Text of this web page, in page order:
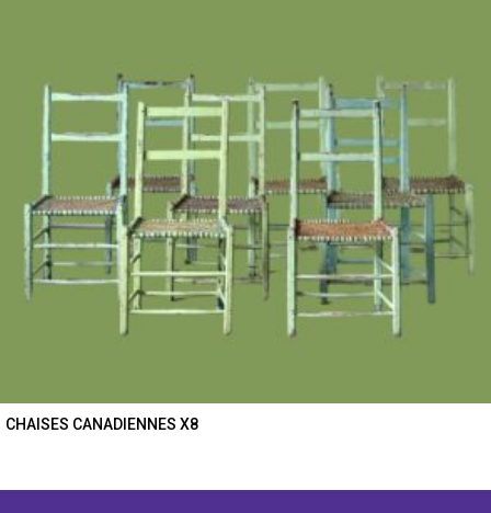
CHAISES CANADIENNES X8